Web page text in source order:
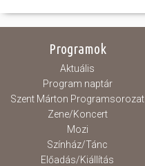
Programok
Aktuális
Program naptár
Szent Márton Programsorozat
Zene/Koncert
Mozi
Színház/Tánc
Előadás/Kiállítás